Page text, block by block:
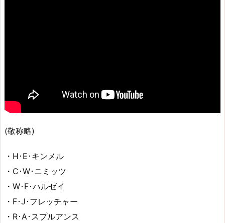
(敬称略)
・H･E･キンメル
・C･W･ニミッツ
・W･F･ハルゼイ
・F･J･フレッチャー
・R･A･スプルアンス